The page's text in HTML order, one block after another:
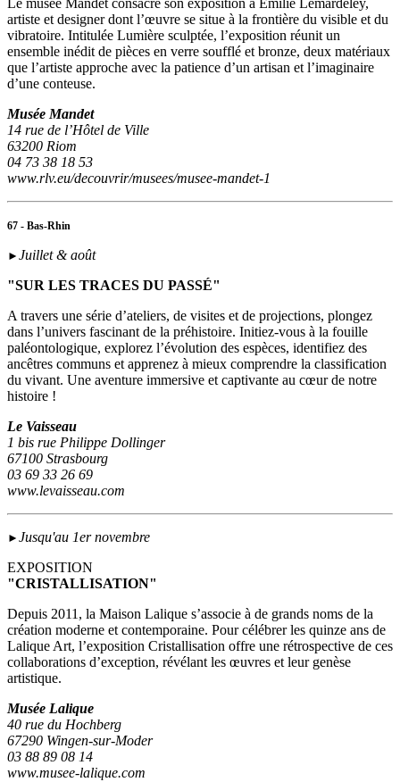
Le musée Mandet consacre son exposition à Émilie Lemardeley,
artiste et designer dont l’œuvre se situe à la frontière du visible et du
vibratoire. Intitulée Lumière sculptée, l’exposition réunit un
ensemble inédit de pièces en verre soufflé et bronze, deux matériaux
que l’artiste approche avec la patience d’un artisan et l’imaginaire
d’une conteuse.
Musée Mandet
14 rue de l’Hôtel de Ville
63200 Riom
04 73 38 18 53
www.rlv.eu/decouvrir/musees/musee-mandet-1
67 - Bas-Rhin
► Juillet & août
"SUR LES TRACES DU PASSÉ"
A travers une série d’ateliers, de visites et de projections, plongez
dans l’univers fascinant de la préhistoire. Initiez-vous à la fouille
paléontologique, explorez l’évolution des espèces, identifiez des
ancêtres communs et apprenez à mieux comprendre la classification
du vivant. Une aventure immersive et captivante au cœur de notre
histoire !
Le Vaisseau
1 bis rue Philippe Dollinger
67100 Strasbourg
03 69 33 26 69
www.levaisseau.com
► Jusqu'au 1er novembre
EXPOSITION
"CRISTALLISATION"
Depuis 2011, la Maison Lalique s’associe à de grands noms de la
création moderne et contemporaine. Pour célébrer les quinze ans de
Lalique Art, l’exposition Cristallisation offre une rétrospective de ces
collaborations d’exception, révélant les œuvres et leur genèse
artistique.
Musée Lalique
40 rue du Hochberg
67290 Wingen-sur-Moder
03 88 89 08 14
www.musee-lalique.com